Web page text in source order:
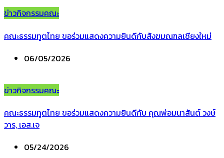
ข่าวกิจกรรมคณะ
คณะธรรมทูตไทย ขอร่วมแสดงความยินดีกับสังฆมณฑลเชียงใหม่
06/05/2026
ข่าวกิจกรรมคณะ
คณะธรรมทูตไทย ขอร่วมแสดงความยินดีกับ คุณพ่อมนาสันต์ วงษ์
วาร, เอส.เจ
05/24/2026